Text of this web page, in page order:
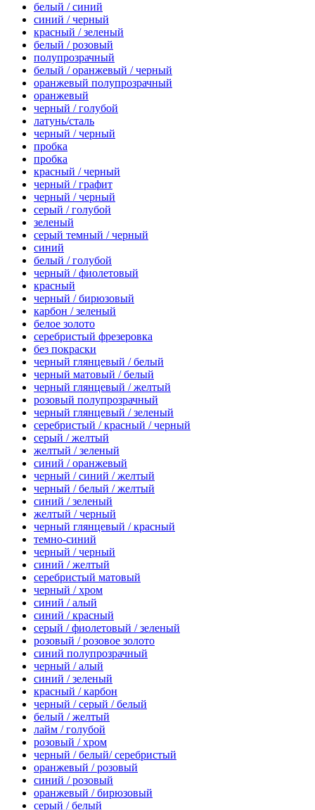
белый / синий
синий / черный
красный / зеленый
белый / розовый
полупрозрачный
белый / оранжевый / черный
оранжевый полупрозрачный
оранжевый
черный / голубой
латунь/сталь
черный / черный
пробка
пробка
красный / черный
черный / графит
черный / черный
серый / голубой
зеленый
серый темный / черный
синий
белый / голубой
черный / фиолетовый
красный
черный / бирюзовый
карбон / зеленый
белое золото
серебристый фрезеровка
без покраски
черный глянцевый / белый
черный матовый / белый
черный глянцевый / желтый
розовый полупрозрачный
черный глянцевый / зеленый
серебристый / красный / черный
серый / желтый
желтый / зеленый
синий / оранжевый
черный / синий / желтый
черный / белый / желтый
синий / зеленый
желтый / черный
черный глянцевый / красный
темно-синий
черный / черный
синий / желтый
серебристый матовый
черный / хром
синий / алый
синий / красный
серый / фиолетовый / зеленый
розовый / розовое золото
синий полупрозрачный
черный / алый
синий / зеленый
красный / карбон
черный / серый / белый
белый / желтый
лайм / голубой
розовый / хром
черный / белый/ серебристый
оранжевый / розовый
синий / розовый
оранжевый / бирюзовый
серый / белый